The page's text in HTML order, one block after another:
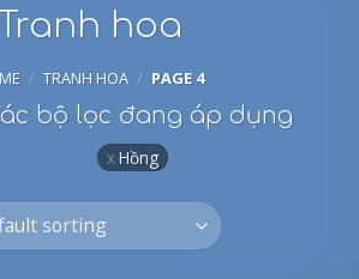
Tranh hoa
/ TRANH HOA / PAGE 4
bộ lọc đang áp dụng
Hồng